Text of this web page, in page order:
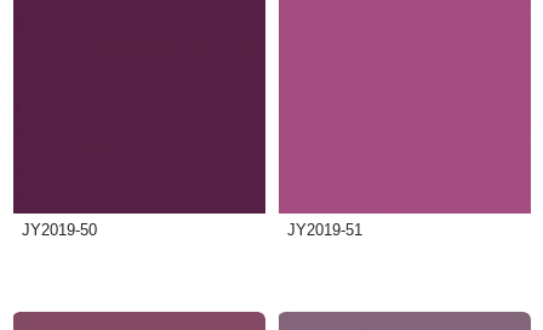
JY2019-50 JY2019-51